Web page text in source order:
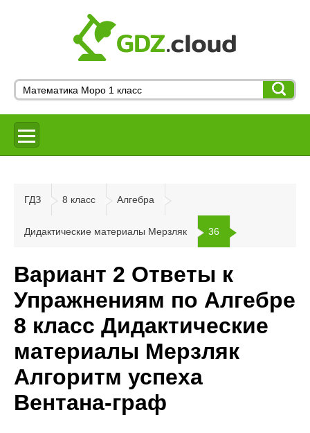
ГДЗ 8 класс Алгебра
Дидактические материалы Мерзляк 36
Вариант 2 Ответы к
Упражнениям по Алгебре
8 класс Дидактические
материалы Мерзляк
Алгоритм успеха
Вентана-граф